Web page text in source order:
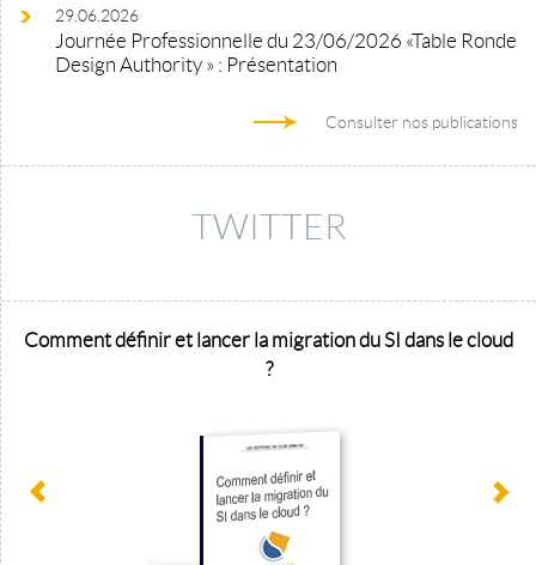
29.06.2026
Journée Professionnelle du 23/06/2026 «Table Ronde
Design Authority » : Présentation
Consulter nos publications
TWITTER
Comment définir et lancer la migration du SI dans le cloud
?